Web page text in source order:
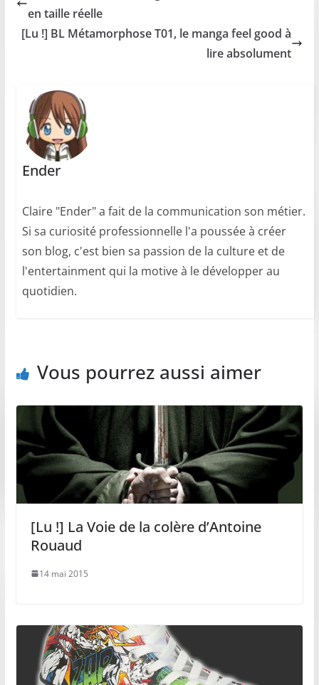
en taille réelle
[Lu !] BL Métamorphose T01, le manga feel good à
lire absolument
Ender
Claire "Ender" a fait de la communication son métier.
Si sa curiosité professionnelle l'a poussée à créer
son blog, c'est bien sa passion de la culture et de
l'entertainment qui la motive à le développer au
quotidien.
Vous pourrez aussi aimer
[Lu !] La Voie de la colère d’Antoine
Rouaud
14 mai 2015